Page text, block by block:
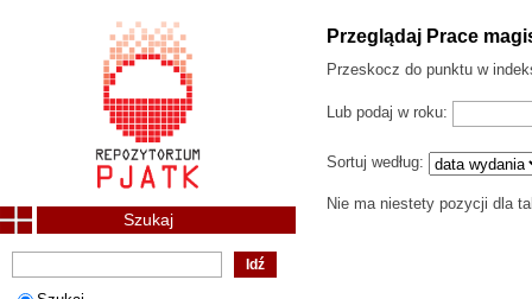
Przeglądaj Prace
Przeskocz do punktu w
Lub podaj w roku:
Sortuj według:
Nie ma niestety pozycji dla
Szukaj